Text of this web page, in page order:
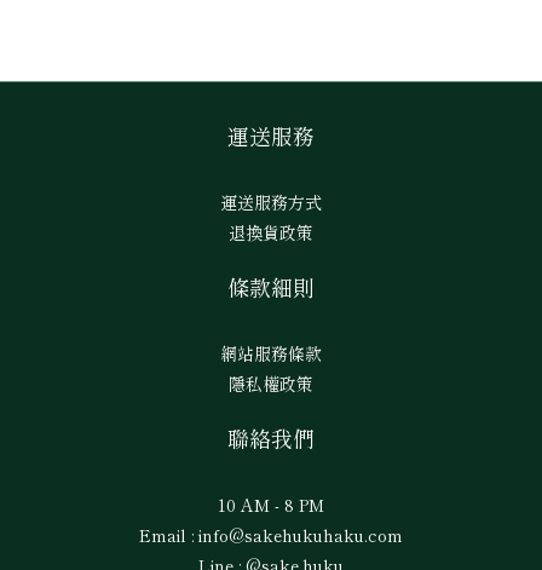
運送服務
運送服務方式
退換貨政策
條款細則
網站服務條款
隱私權政策
聯絡我們
10 AM - 8 PM
Email : info@sakehukuhaku.com